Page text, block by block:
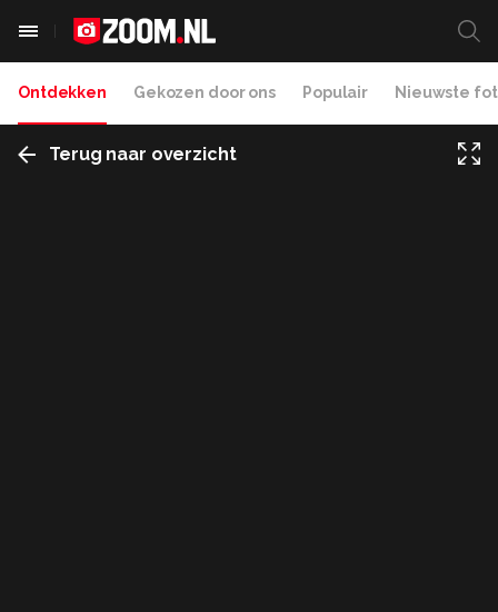
Ontdekken Gekozen door ons Populair Nieuwste
Terug naar overzicht